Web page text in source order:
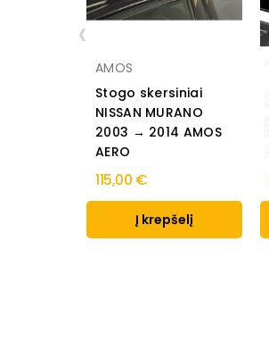
AMOS
Stogo skersiniai
NISSAN MURANO
2003 → 2014 AMOS
AERO
115,00 €
Į krepšelį
‹